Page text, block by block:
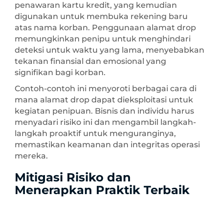
penawaran kartu kredit, yang kemudian
digunakan untuk membuka rekening baru
atas nama korban. Penggunaan alamat drop
memungkinkan penipu untuk menghindari
deteksi untuk waktu yang lama, menyebabkan
tekanan finansial dan emosional yang
signifikan bagi korban.
Contoh-contoh ini menyoroti berbagai cara di
mana alamat drop dapat dieksploitasi untuk
kegiatan penipuan. Bisnis dan individu harus
menyadari risiko ini dan mengambil langkah-
langkah proaktif untuk menguranginya,
memastikan keamanan dan integritas operasi
mereka.
Mitigasi Risiko dan
Menerapkan Praktik Terbaik